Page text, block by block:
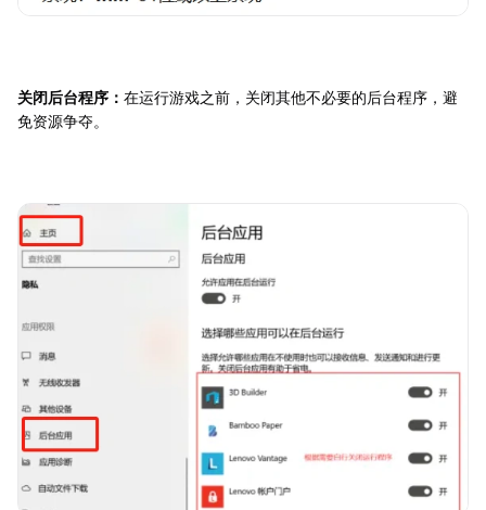
关闭后台程序： 在运行游戏之前，关闭其他不必要的后台程序，避
免资源争夺。